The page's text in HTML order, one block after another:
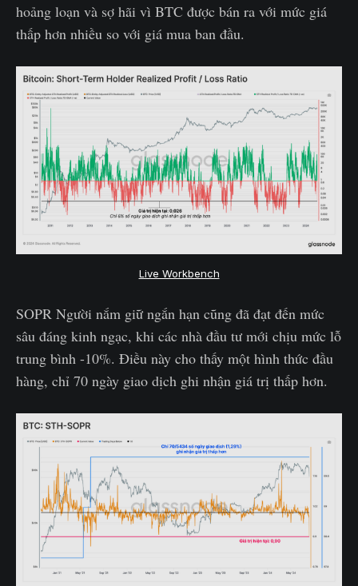
hoảng loạn và sợ hãi vì BTC được bán ra với mức giá
thấp hơn nhiều so với giá mua ban đầu.
Live Workbench
SOPR Người nắm giữ ngắn hạn cũng đã đạt đến mức
sâu đáng kinh ngạc, khi các nhà đầu tư mới chịu mức lỗ
trung bình -10%. Điều này cho thấy một hình thức đầu
hàng, chỉ 70 ngày giao dịch ghi nhận giá trị thấp hơn.